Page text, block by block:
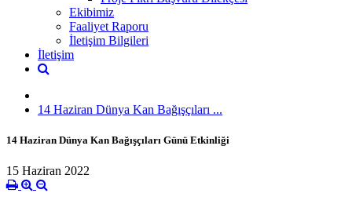
Ekibimiz
Faaliyet Raporu
İletişim Bilgileri
İletişim
14 Haziran Dünya Kan Bağışçıları ...
14 Haziran Dünya Kan Bağışçıları Günü Etkinliği
15 Haziran 2022